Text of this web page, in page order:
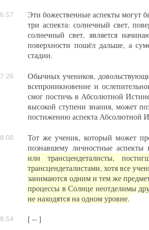
Эти божественные аспекты могут
три аспекта: солнечный свет,
солнечный свет, является
поверхности пошёл дальше, а
стадии.
Обычных учеников,
всепроникновение и
смог постичь в Абсолютной
высокой ступени знания, может
постижению аспекта Абсолютной
Тот же ученик, который может
познавшему личностные
или трансцендеталисты,
трансцендеталистами, хотя все
занимаются одним и тем же
процессы в Солнце неотделимы
не находятся на одном уровне.
[ -- ]